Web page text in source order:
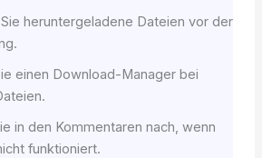
heruntergeladene Dateien vor der
einen Download-Manager bei
in den Kommentaren nach, wenn
funktioniert.